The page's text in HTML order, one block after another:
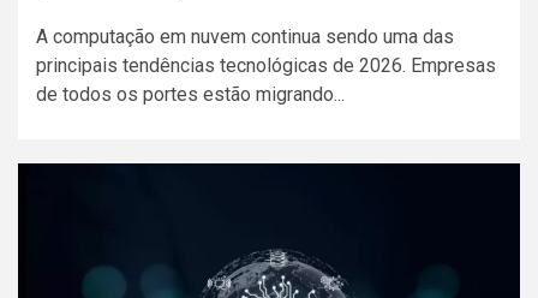
A computação em nuvem continua sendo uma das
principais tendências tecnológicas de 2026. Empresas
de todos os portes estão migrando...